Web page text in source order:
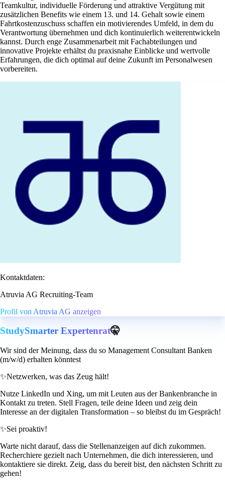
Teamkultur, individuelle Förderung und attraktive Vergütung mit
zusätzlichen Benefits wie einem 13. und 14. Gehalt sowie einem
Fahrtkostenzuschuss schaffen ein motivierendes Umfeld, in dem du
Verantwortung übernehmen und dich kontinuierlich weiterentwickeln
kannst. Durch enge Zusammenarbeit mit Fachabteilungen und
innovative Projekte erhältst du praxisnahe Einblicke und wertvolle
Erfahrungen, die dich optimal auf deine Zukunft im Personalwesen
vorbereiten.
Kontaktdaten:
Atruvia AG Recruiting-Team
Profil von Atruvia AG anzeigen
StudySmarter Expertenrat🤫
Wir sind der Meinung, dass du so Management Consultant Banken
(m/w/d) erhalten könntest
✨Netzwerken, was das Zeug hält!
Nutze LinkedIn und Xing, um mit Leuten aus der Bankenbranche in
Kontakt zu treten. Stell Fragen, teile deine Ideen und zeig dein
Interesse an der digitalen Transformation – so bleibst du im Gespräch!
✨Sei proaktiv!
Warte nicht darauf, dass die Stellenanzeigen auf dich zukommen.
Recherchiere gezielt nach Unternehmen, die dich interessieren, und
kontaktiere sie direkt. Zeig, dass du bereit bist, den nächsten Schritt zu
gehen!